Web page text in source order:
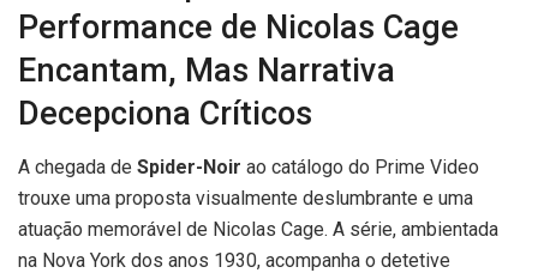
Performance de Nicolas Cage
Encantam, Mas Narrativa
Decepciona Críticos
A chegada de Spider-Noir ao catálogo do Prime Video
trouxe uma proposta visualmente deslumbrante e uma
atuação memorável de Nicolas Cage. A série, ambientada
na Nova York dos anos 1930, acompanha o detetive